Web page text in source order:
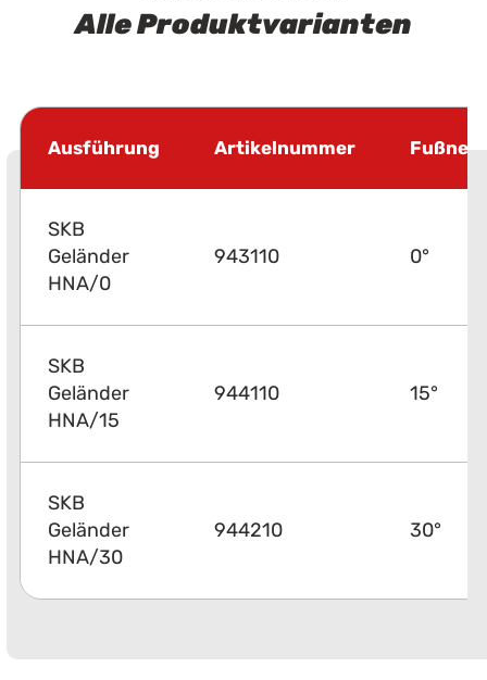
Alle Produktvarianten
Ausführung Artikelnummer
SKB
Geländer
HNA/0
943110 0°
SKB
Geländer
HNA/15
944110 15°
SKB
Geländer
HNA/30
944210 30°